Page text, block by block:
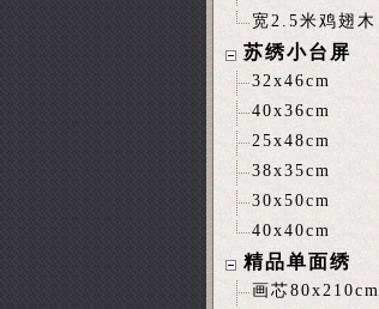
宽2.5米鸡翅木
苏绣小台屏
32x46cm
40x36cm
25x48cm
38x35cm
30x50cm
40x40cm
精品单面绣
画芯80x210cm